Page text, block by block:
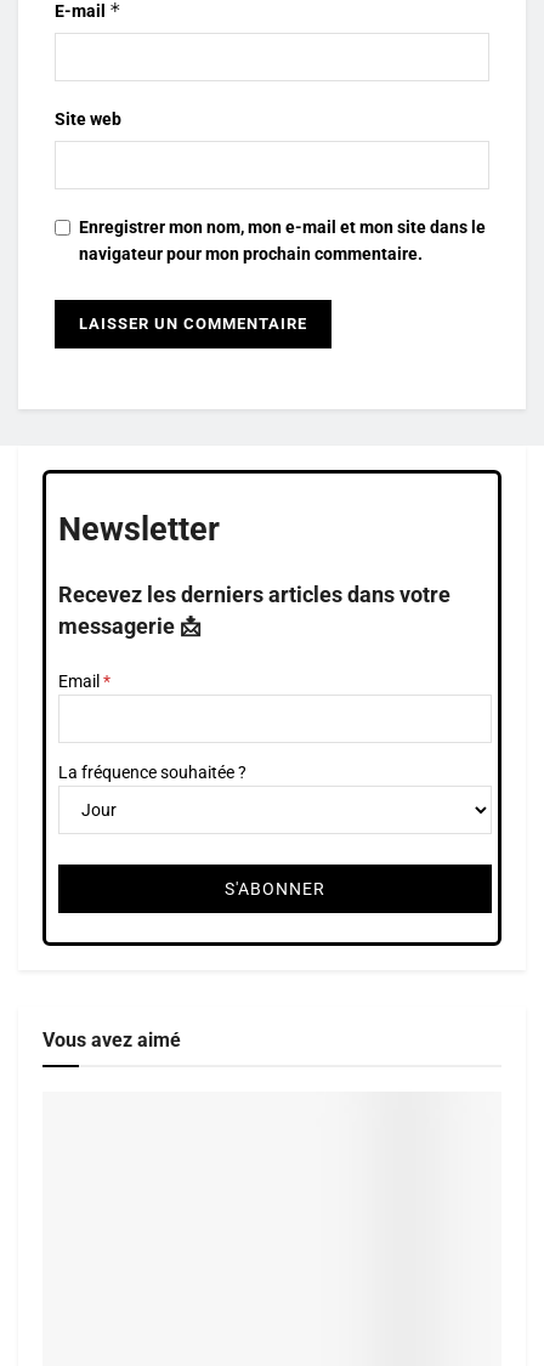
E-mail *
Site web
Enregistrer mon nom, mon e-mail et mon site dans le
navigateur pour mon prochain commentaire.
Newsletter
Recevez les derniers articles dans votre
messagerie 📩
Email
La fréquence souhaitée ?
Vous avez aimé